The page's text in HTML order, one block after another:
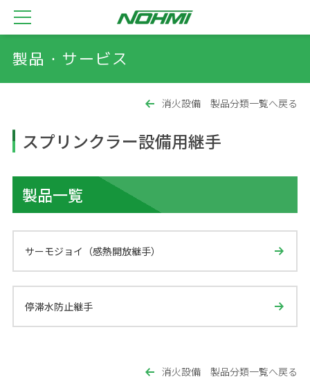
製品・サービス
消火設備 製品分類一覧へ戻る
スプリンクラー設備用継手
製品一覧
サーモジョイ（感熱開放継手）
停滞水防止継手
消火設備 製品分類一覧へ戻る